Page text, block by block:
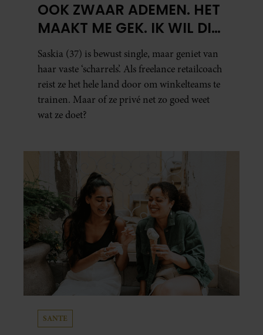
OOK ZWAAR ADEMEN. HET
MAAKT ME GEK. IK WIL DIE
MAN.’
Saskia (37) is bewust single, maar geniet van
haar vaste ‘scharrels’. Als freelance retailcoach
reist ze het hele land door om winkelteams te
trainen. Maar of ze privé net zo goed weet
wat ze doet?
SANTE